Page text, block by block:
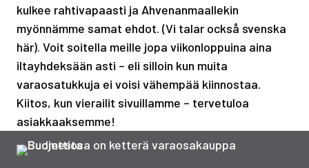
kulkee rahtivapaasti ja Ahvenanmaallekin
myönnämme samat ehdot. (Vi talar också svenska
här). Voit soitella meille jopa viikonloppuina aina
iltayhdeksään asti – eli silloin kun muita
varaosatukkuja ei voisi vähempää kiinnostaa.
Kiitos, kun vierailit sivuillamme – tervetuloa
asiakkaaksemme!